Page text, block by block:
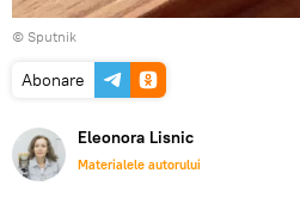
© Sputnik
Abonare
Eleonora Lisnic
Materialele autorului